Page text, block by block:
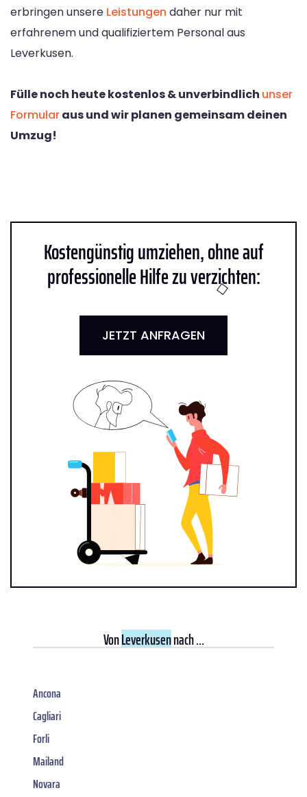
erbringen unsere Leistungen daher nur mit
erfahrenem und qualifiziertem Personal aus
Leverkusen.
Fülle noch heute kostenlos & unverbindlich unser
Formularaus und wir planen gemeinsam deinen
Umzug!
Kostengünstig umziehen, ohne auf
professionelle Hilfe zu verzichten:
JETZT ANFRAGEN
VonLeverkusennach ...
Ancona
Cagliari
Forli
Mailand
Novara